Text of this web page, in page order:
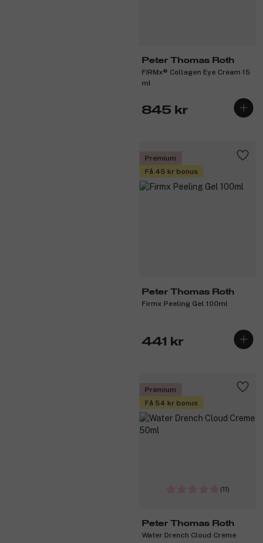
Peter Thomas Roth
FIRMx® Collagen Eye Cream 15
ml
845 kr
Premium
Få 45 kr bonus
Peter Thomas Roth
Firmx Peeling Gel 100ml
441 kr
Premium
Få 54 kr bonus
(11)
Peter Thomas Roth
Water Drench Cloud Creme